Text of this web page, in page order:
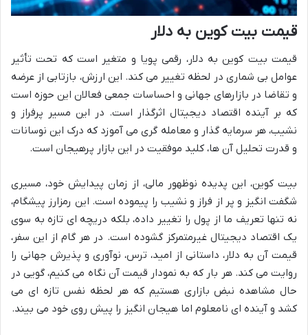
قیمت بیت کوین به دلار
قیمت بیت کوین به دلار، رقمی پویا و متغیر است که تحت تأثیر
عوامل بی شماری در لحظه تغییر می کند. این ارزش، بازتابی از عرضه
و تقاضا در بازارهای جهانی و احساسات جمعی فعالان این حوزه است
که بر آینده اقتصاد دیجیتال اثرگذار است. در این مسیر پرفراز و
نشیب، هر سرمایه گذار و معامله گری می آموزد که درک این نوسانات
و قدرت تحلیل آن ها، کلید موفقیت در این بازار پرهیجان است.
بیت کوین، این پدیده نوظهور مالی، از زمان پیدایش خود، مسیری
شگفت انگیز و پر از فراز و نشیب را پیموده است. این رمزارز پیشگام،
نه تنها تعریف ما از پول را تغییر داده، بلکه دریچه ای تازه به سوی
یک اقتصاد دیجیتال غیرمتمرکز گشوده است. در هر گام از این سفر،
قیمت آن به دلار، داستانی از امید، ترس، نوآوری و پذیرش جهانی را
روایت می کند. هر بار که به نمودار قیمت آن نگاه می کنیم، گویی در
حال مشاهده نبض بازاری هستیم که هر لحظه نفس تازه ای می
کشد و آینده ای نامعلوم اما هیجان انگیز را پیش روی خود می بیند.